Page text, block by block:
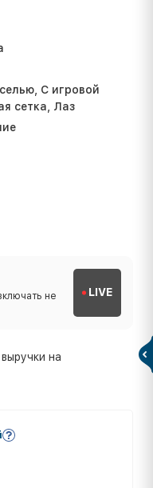
С игровой
сетка, Лаз
не
LIVE
на